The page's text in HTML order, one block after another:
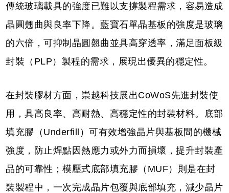
傳統玻璃載具的強度已難以支撐製程需求，容易造成
晶圓翹曲與良率下降。藍寶石單晶基板的強度是玻璃
的六倍，可抑制晶圓翹曲並具高穿透率，滿足面板級
封裝（PLP）製程的需求，展現出優異的穩定性。
在封裝膠材方面，崇越科技展出CoWoS先進封裝使
用，具高良率、高耐熱、高穩定性的封裝材料。底部
填充膠（Underfill）可有效增強晶片與基板間的機械
強度，防止焊點因熱應力或外力而損壞，提升封裝產
品的可靠性；模壓式底部填充膠（MUF）則是在封
裝製程中，一次完成晶片包覆與底部填充，減少晶片